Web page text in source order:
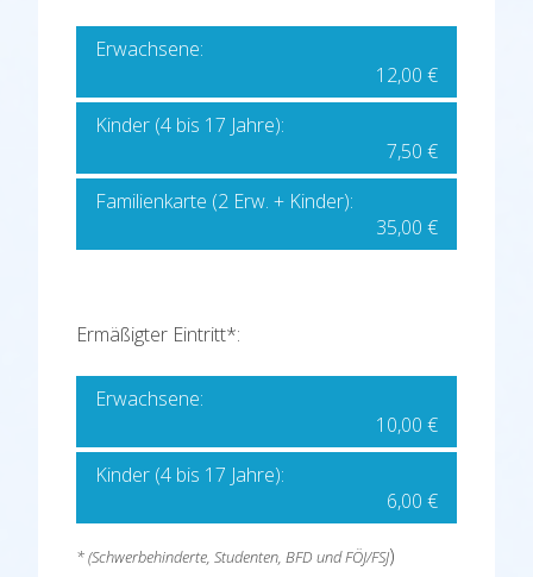
Erwachsene:
12,00 €
Kinder (4 bis 17 Jahre):
7,50 €
Familienkarte (2 Erw. + Kinder):
35,00 €
Ermäßigter Eintritt*:
Erwachsene:
10,00 €
Kinder (4 bis 17 Jahre):
6,00 €
* (Schwerbehinderte, Studenten, BFD und FÖJ/FSJ)